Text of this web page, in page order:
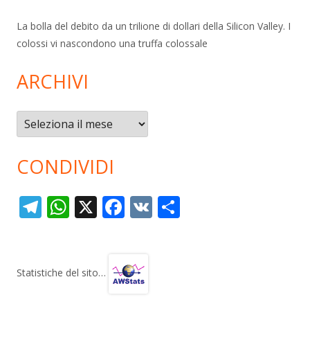
La bolla del debito da un trilione di dollari della Silicon Valley. I
colossi vi nascondono una truffa colossale
ARCHIVI
Archivi
CONDIVIDI
T
gr
W
s
X F
b
V
Statistiche del sito…